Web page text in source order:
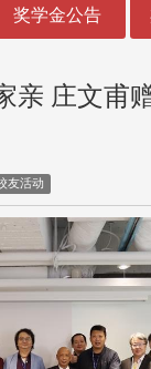
奖学金公告
亲 庄文甫
友活动